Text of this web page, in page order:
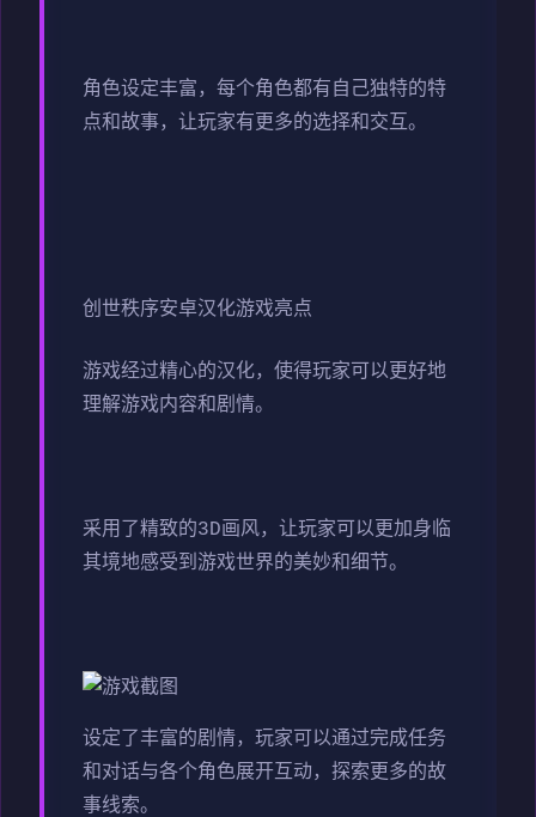
角色设定丰富，每个角色都有自己独特的特
点和故事，让玩家有更多的选择和交互。
创世秩序安卓汉化游戏亮点
游戏经过精心的汉化，使得玩家可以更好地
理解游戏内容和剧情。
采用了精致的3D画风，让玩家可以更加身临
其境地感受到游戏世界的美妙和细节。
设定了丰富的剧情，玩家可以通过完成任务
和对话与各个角色展开互动，探索更多的故
事线索。